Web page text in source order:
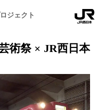
ジェクト
術祭 × JR西日本